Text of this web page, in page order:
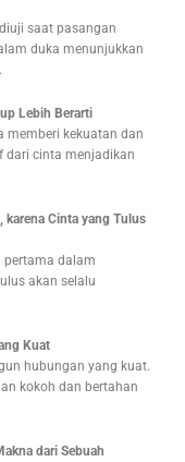
saat pasangan
duka menunjukkan
Lebih Berarti
memberi kekuatan dan
dari cinta menjadikan
karena Cinta yang Tulus
pertama dalam
akan selalu
Kuat
hubungan yang kuat.
kokoh dan bertahan
dari Sebuah